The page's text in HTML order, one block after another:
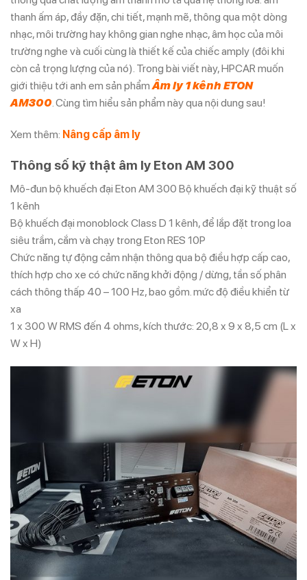
thanh ấm áp, đầy đặn, chi tiết, mạnh mẽ, thông qua một dòng
nhạc, môi trường hay không gian nghe nhạc, âm học của môi
trường nghe và cuối cùng là thiết kế của chiếc amply (đôi khi
còn cả trọng lượng của nó). Trong bài viết này, HPCAR muốn
giới thiệu tới anh em sản phẩmÂm ly 1 kênh ETON
AM300. Cùng tìm hiểu sản phẩm này qua nội dung sau!
Xem thêm: Nâng cấp âm ly
Thông số kỹ thật âm ly Eton AM 300
Mô-đun bộ khuếch đại Eton AM 300 Bộ khuếch đại kỹ thuật số
1 kênh
Bộ khuếch đại monoblock Class D 1 kênh, để lắp đặt trong loa
siêu trầm, cắm và chạy trong Eton RES 10P
Chức năng tự động cảm nhận thông qua bộ điều hợp cấp cao,
thích hợp cho xe có chức năng khởi động / dừng, tần số phân
cách thông thấp 40 – 100 Hz, bao gồm. mức độ điều khiển từ
xa
1 x 300 W RMS đến 4 ohms, kích thước: 20,8 x 9 x 8,5 cm (L x
W x H)